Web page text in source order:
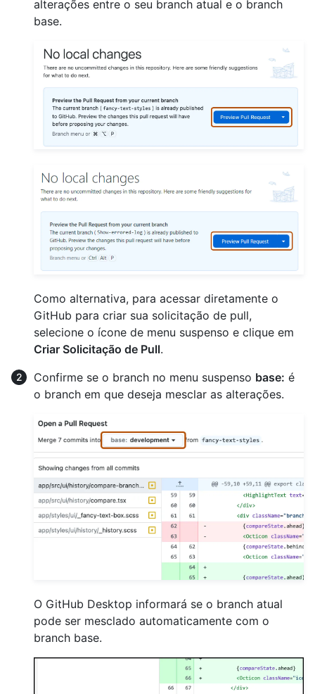
alterações entre o seu branch atual e o branch
base.
Como alternativa, para acessar diretamente o
GitHub para criar sua solicitação de pull,
selecione o ícone de menu suspenso e clique em
Criar Solicitação de Pull.
Confirme se o branch no menu suspenso base: é
o branch em que deseja mesclar as alterações.
O GitHub Desktop informará se o branch atual
pode ser mesclado automaticamente com o
branch base.